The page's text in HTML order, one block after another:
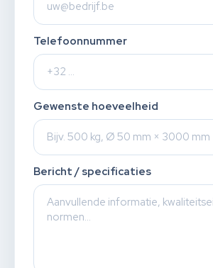
Telefoonnummer
Gewenste hoeveelheid
Bericht / specificaties